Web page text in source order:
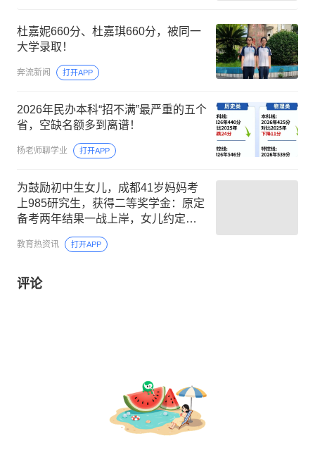
杜嘉妮660分、杜嘉琪660分，被同一
大学录取！
奔流新闻 打开APP
2026年民办本科“招不满”最严重的五个
省，空缺名额多到离谱！
杨老师聊学业 打开APP
为鼓励初中生女儿，成都41岁妈妈考
上985研究生，获得二等奖学金：原定
备考两年结果一战上岸，女儿约定未
来要当校友
教育热资讯 打开APP
评论